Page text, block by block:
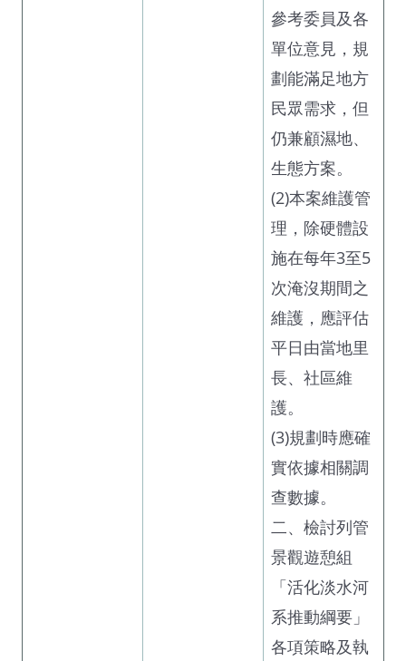
參考委員及各
單位意見，規
劃能滿足地方
民眾需求，但
仍兼顧濕地、
生態方案。
(2)本案維護管
理，除硬體設
施在每年3至5
次淹沒期間之
維護，應評估
平日由當地里
長、社區維
護。
(3)規劃時應確
實依據相關調
查數據。
二、檢討列管
景觀遊憩組
「活化淡水河
系推動綱要」
各項策略及執